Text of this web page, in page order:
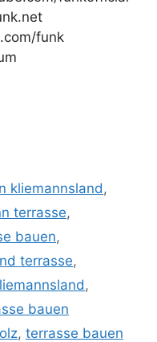
funk
kliemannsland ,
terrasse,
bauen,
terrasse,
,
bauen
, terrasse bauen